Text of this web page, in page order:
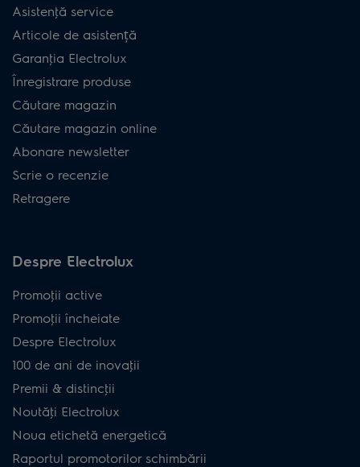
Asistenţă service
Articole de asistență
Garanţia Electrolux
Înregistrare produse
Căutare magazin
Căutare magazin online
Abonare newsletter
Scrie o recenzie
Retragere
Despre Electrolux
Promoţii active
Promoţii încheiate
Despre Electrolux
100 de ani de inovaţii
Premii & distincţii
Noutăţi Electrolux
Noua etichetă energetică
Raportul promotorilor schimbării